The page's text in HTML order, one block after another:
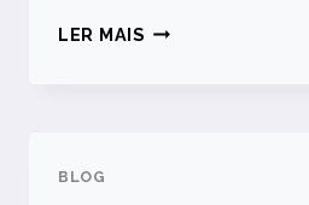
LER MAISANABOLIZANTES
BLOG